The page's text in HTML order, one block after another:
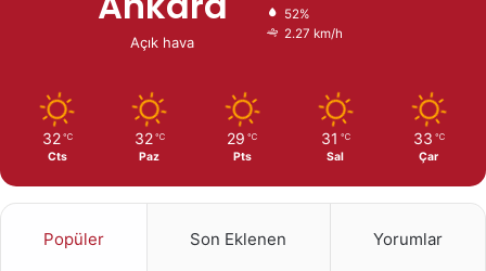
Açık hava
52%
2.27 km/h
32 ℃
Cts
32 ℃
Paz
29 ℃
Pts
31 ℃
Sal
33 ℃
Çar
Popüler Son Eklenen Yorumlar